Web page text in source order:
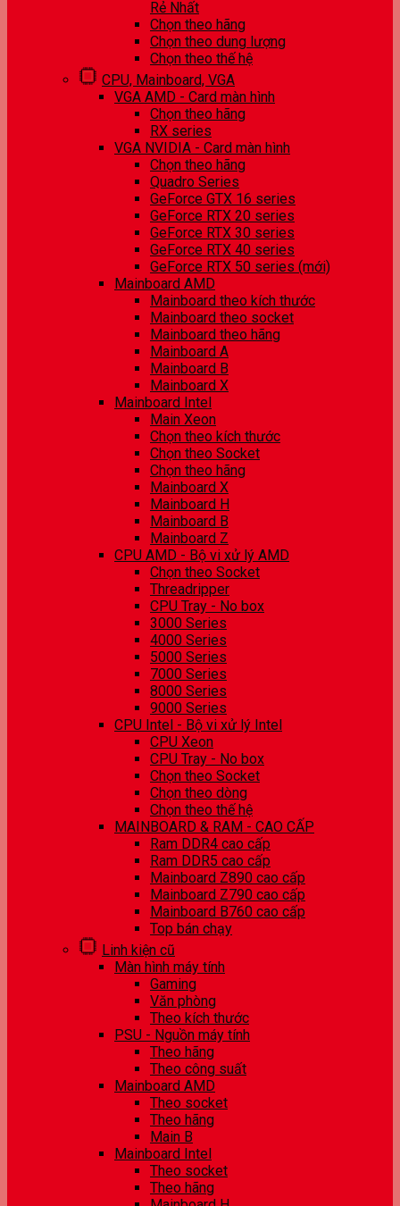
Rẻ Nhất
Chọn theo hãng
Chọn theo dung lượng
Chọn theo thế hệ
CPU, Mainboard, VGA
VGA AMD - Card màn hình
Chọn theo hãng
RX series
VGA NVIDIA - Card màn hình
Chọn theo hãng
Quadro Series
GeForce GTX 16 series
GeForce RTX 20 series
GeForce RTX 30 series
GeForce RTX 40 series
GeForce RTX 50 series (mới)
Mainboard AMD
Mainboard theo kích thước
Mainboard theo socket
Mainboard theo hãng
Mainboard A
Mainboard B
Mainboard X
Mainboard Intel
Main Xeon
Chọn theo kích thước
Chọn theo Socket
Chọn theo hãng
Mainboard X
Mainboard H
Mainboard B
Mainboard Z
CPU AMD - Bộ vi xử lý AMD
Chọn theo Socket
Threadripper
CPU Tray - No box
3000 Series
4000 Series
5000 Series
7000 Series
8000 Series
9000 Series
CPU Intel - Bộ vi xử lý Intel
CPU Xeon
CPU Tray - No box
Chọn theo Socket
Chọn theo dòng
Chọn theo thế hệ
MAINBOARD & RAM - CAO CẤP
Ram DDR4 cao cấp
Ram DDR5 cao cấp
Mainboard Z890 cao cấp
Mainboard Z790 cao cấp
Mainboard B760 cao cấp
Top bán chạy
Linh kiện cũ
Màn hình máy tính
Gaming
Văn phòng
Theo kích thước
PSU - Nguồn máy tính
Theo hãng
Theo công suất
Mainboard AMD
Theo socket
Theo hãng
Main B
Mainboard Intel
Theo socket
Theo hãng